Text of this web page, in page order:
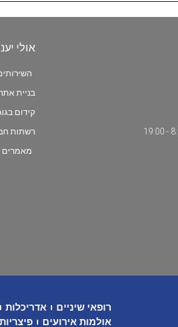
אולי
בניית
קידום
רשתות
מאמרים
רופאי שיניים אדריכלות
אולמות אירועים
פיצריות